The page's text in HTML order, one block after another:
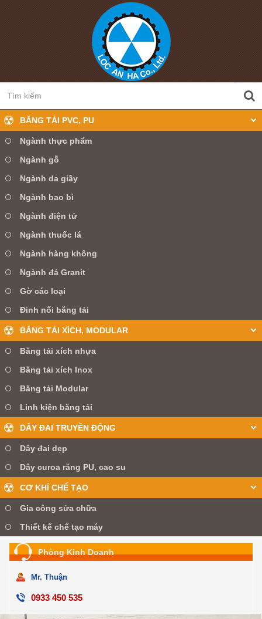
Hotline:
TRANG CHỦ
LIÊN HỆ
BĂNG TẢI PVC, PU
Ngành thực phẩm
Ngành gỗ
Ngành da giầy
Ngành bao bì
Ngành điện tử
Ngành thuốc lá
Ngành hàng không
Ngành đá Granit
Gờ các loại
Đinh nối băng tải
BĂNG TẢI XÍCH, MODULAR
Băng tải xích nhựa
Băng tải xích Inox
Băng tải Modular
Linh kiện băng tải
DÂY ĐAI TRUYỀN ĐỘNG
Dây đai dẹp
Dây curoa răng PU, cao su
CƠ KHÍ CHẾ TẠO
Gia công sửa chữa
Thiết kế chế tạo máy
Phòng Kinh Doanh
Mr. Thuận
0933 450 535